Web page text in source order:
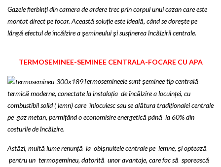
Gazele fierbinţi din camera de ardere trec prin corpul unui cazan care este
montat direct pe focar. Această soluţie este ideală, când se doreşte pe
lângă efectul de încălzire a şemineului şi susţinerea încălzirii centrale.
TERMOSEMINEE-SEMINEE CENTRALA-FOCARE CU APA
Termosemineele sunt șeminee tip centrală
termică moderne, conectate la instalația de încălzire a locuinței, cu
combustibil solid ( lemn) care înlocuiesc sau se alătura tradiționalei centrale
pe gaz metan, permițând o economisire energetică până la 60% din
costurile de încălzire.
Astăzi, multă lume renunță la obișnuitele centrale pe lemne, și optează
pentru un termoșemineu, datorită unor avantaje, care fac să sporească